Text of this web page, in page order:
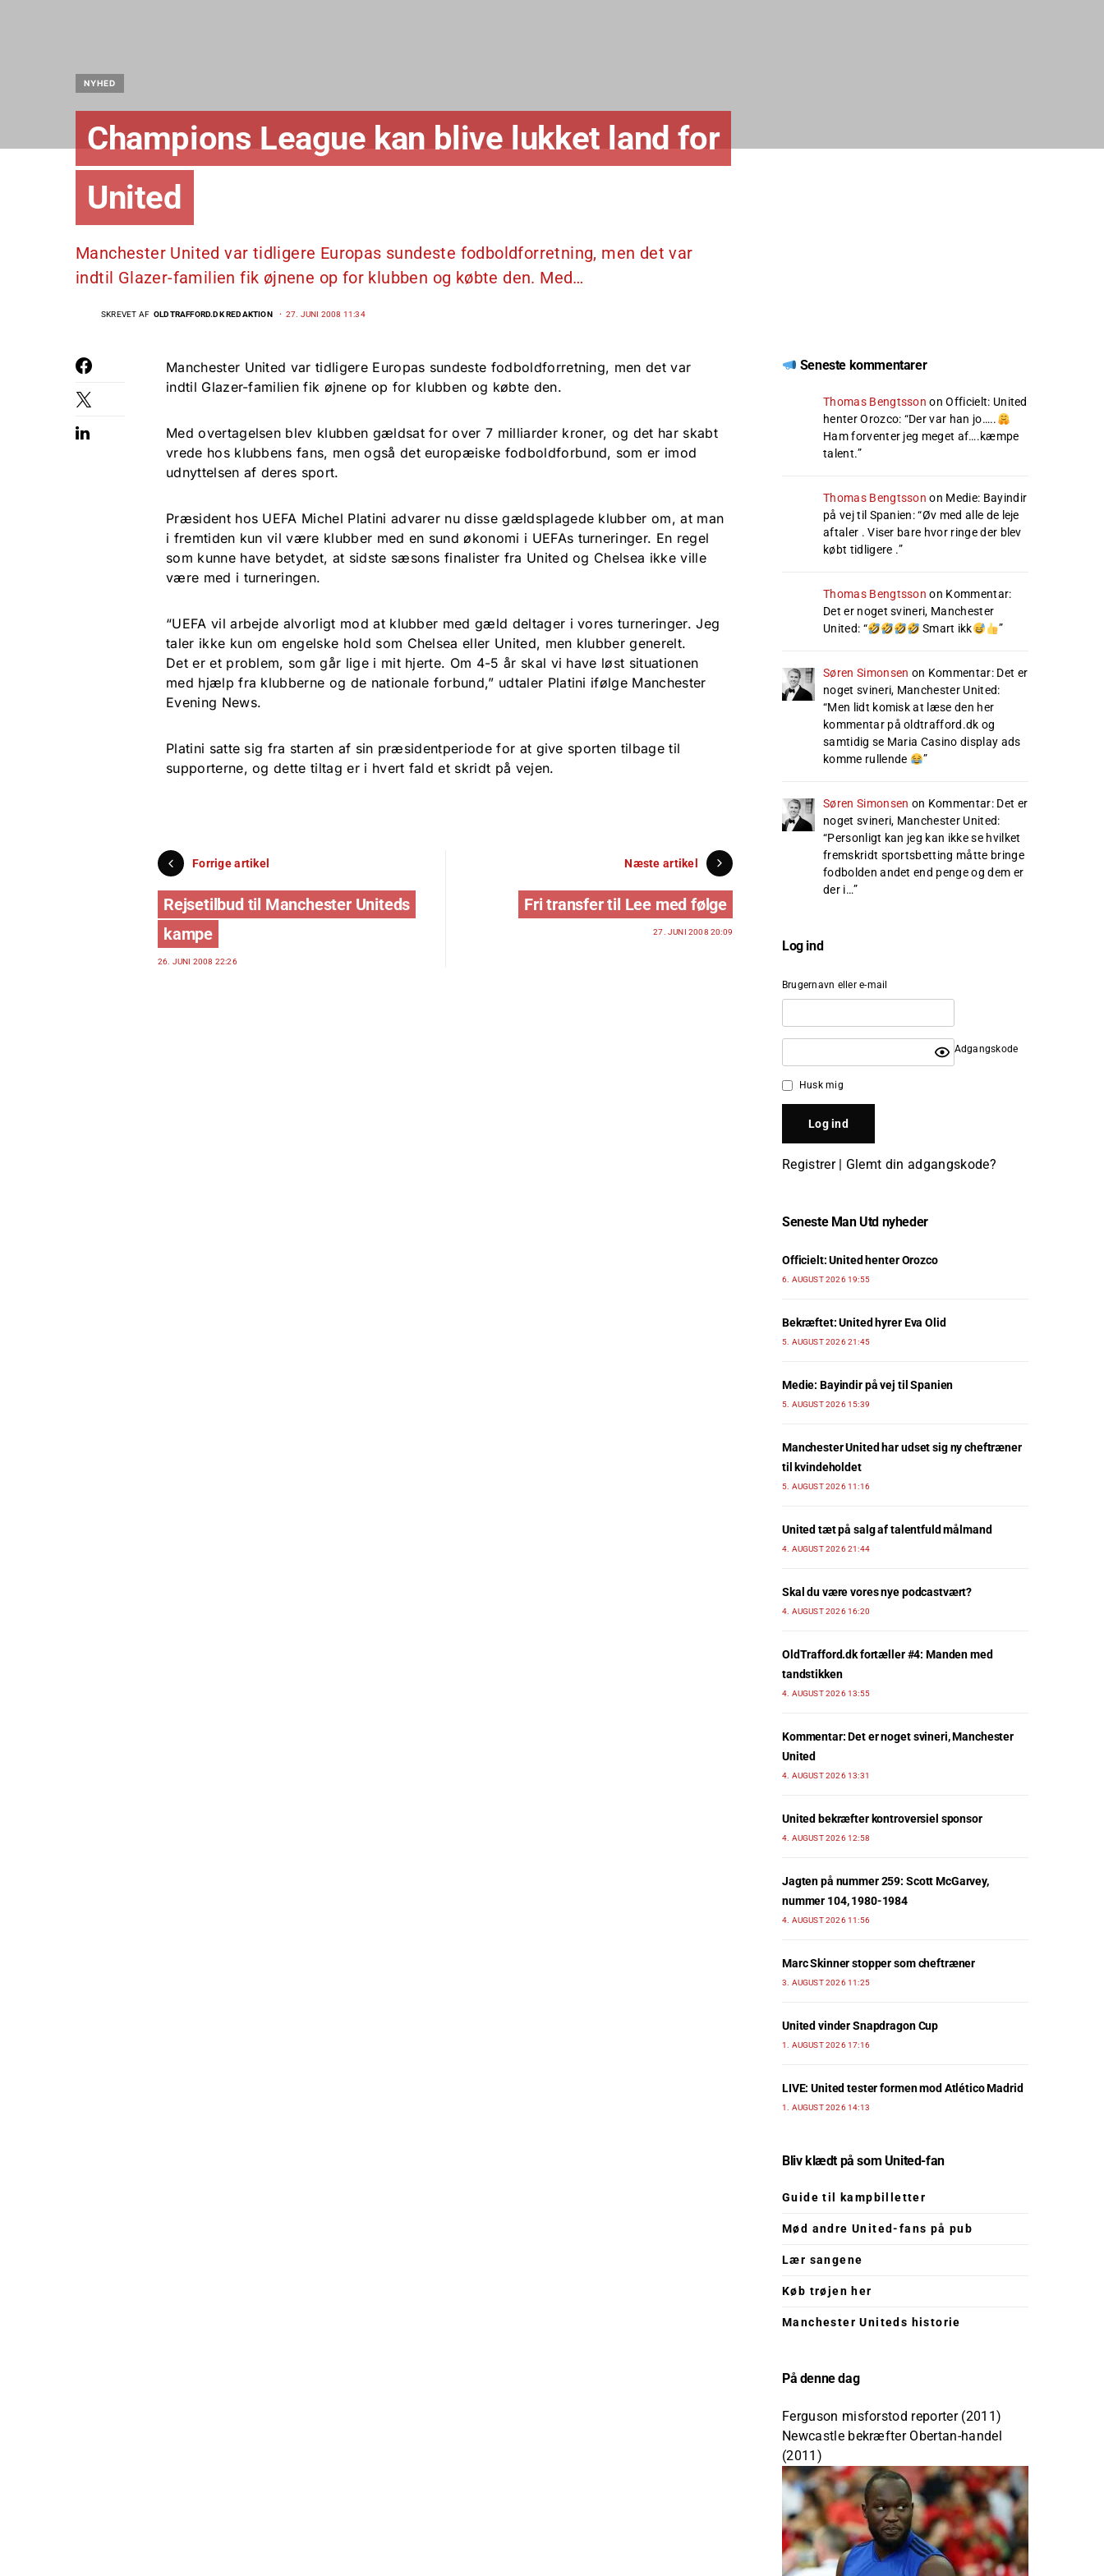
NYHED
Champions League kan blive lukket land for
United
Manchester United var tidligere Europas sundeste fodboldforretning, men det var
indtil Glazer-familien fik øjnene op for klubben og købte den. Med…
SKREVET AF OLDTRAFFORD.DK REDAKTION 27. JUNI 2008 11:34
Manchester United var tidligere Europas sundeste fodboldforretning, men det var
indtil Glazer-familien fik øjnene op for klubben og købte den.
Med overtagelsen blev klubben gældsat for over 7 milliarder kroner, og det har skabt
vrede hos klubbens fans, men også det europæiske fodboldforbund, som er imod
udnyttelsen af deres sport.
Præsident hos UEFA Michel Platini advarer nu disse gældsplagede klubber om, at man
i fremtiden kun vil være klubber med en sund økonomi i UEFAs turneringer. En regel
som kunne have betydet, at sidste sæsons finalister fra United og Chelsea ikke ville
være med i turneringen.
“UEFA vil arbejde alvorligt mod at klubber med gæld deltager i vores turneringer. Jeg
taler ikke kun om engelske hold som Chelsea eller United, men klubber generelt.
Det er et problem, som går lige i mit hjerte. Om 4-5 år skal vi have løst situationen
med hjælp fra klubberne og de nationale forbund,” udtaler Platini ifølge Manchester
Evening News.
Platini satte sig fra starten af sin præsidentperiode for at give sporten tilbage til
supporterne, og dette tiltag er i hvert fald et skridt på vejen.
Forrige artikel
Rejsetilbud til Manchester Uniteds
kampe
26. JUNI 2008 22:26
Næste artikel
Fri transfer til Lee med følge
27. JUNI 2008 20:09
Seneste kommentarer
Thomas Bengtsson onOfficielt: United
henter Orozco: “Der var han jo…..
Ham forventer jeg meget af….kæmpe
talent.”
Thomas Bengtsson on Medie: Bayindir
på vej til Spanien: “Øv med alle de leje
aftaler . Viser bare hvor ringe der blev
købt tidligere .”
Thomas Bengtsson on Kommentar:
Det er noget svineri, Manchester
United: “ Smart ikk ”
Søren Simonsen on Kommentar: Det er
noget svineri, Manchester United:
“Men lidt komisk at læse den her
kommentar på oldtrafford.dk og
samtidig se Maria Casino display ads
komme rullende
”
Søren Simonsen on Kommentar: Det er
noget svineri, Manchester United:
“Personligt kan jeg kan ikke se hvilket
fremskridt sportsbetting måtte bringe
fodbolden andet end penge og dem er
der i…”
Log ind
Brugernavn eller e-mail
Adgangskode
Husk mig
Registrer| Glemt din adgangskode?
Seneste Man Utd nyheder
Officielt: United henter Orozco
6. AUGUST 2026 19:55
Bekræftet: United hyrer Eva Olid
5. AUGUST 2026 21:45
Medie: Bayindir på vej til Spanien
5. AUGUST 2026 15:39
Manchester United har udset sig ny cheftræner
til kvindeholdet
5. AUGUST 2026 11:16
United tæt på salg af talentfuld målmand
4. AUGUST 2026 21:44
Skal du være vores nye podcastvært?
4. AUGUST 2026 16:20
OldTrafford.dk fortæller #4: Manden med
tandstikken
4. AUGUST 2026 13:55
Kommentar: Det er noget svineri, Manchester
United
4. AUGUST 2026 13:31
United bekræfter kontroversiel sponsor
4. AUGUST 2026 12:58
Jagten på nummer 259: Scott McGarvey,
nummer 104, 1980-1984
4. AUGUST 2026 11:56
Marc Skinner stopper som cheftræner
3. AUGUST 2026 11:25
United vinder Snapdragon Cup
1. AUGUST 2026 17:16
LIVE: United tester formen mod Atlético Madrid
1. AUGUST 2026 14:13
Bliv klædt på som United-fan
Guide til kampbilletter
Mød andre United-fans på pub
Lær sangene
Køb trøjen her
Manchester Uniteds historie
På denne dag
Ferguson misforstod reporter (2011)
Newcastle bekræfter Obertan-handel
(2011)